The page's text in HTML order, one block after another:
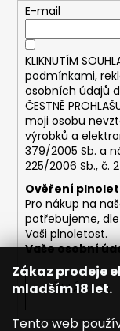
Zákaz prodeje
mladším 18 let.
Tento web
E-mail
KLIKNUTÍM
podmínkami,
osobních údajů
ČESTNĚ
moji osobu
výrobků a
379/2005 Sb. a
225/2006 Sb., č.
Ověření
Pro nákup na
potřebujeme,
Vaši plnoletost.
Vaše osobní
PŘIHLÁSIT SE